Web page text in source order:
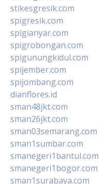
stikesgresik.com
spigresik.com
spigianyar.com
spigrobongan.com
spigunungkidul.com
spijember.com
spijombang.com
dianflores.id
sman48jkt.com
sman26jkt.com
sman03semarang.com
sman1sumbar.com
smanegeri1bantul.com
smanegeri1bogor.com
sman1surabaya.com